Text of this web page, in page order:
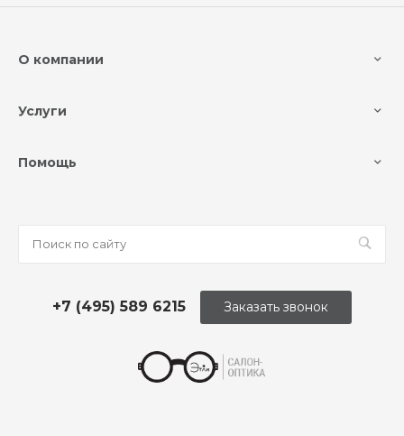
О компании
Услуги
Помощь
+7 (495) 589 6215 Заказать звонок